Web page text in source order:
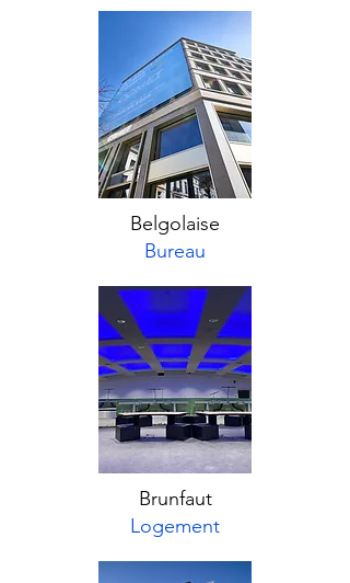
Belgolaise
Bureau
Brunfaut
Logement